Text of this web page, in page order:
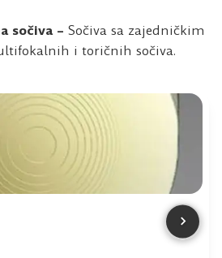
sočiva – Sočiva sa zajedničkim
i toričnih sočiva.